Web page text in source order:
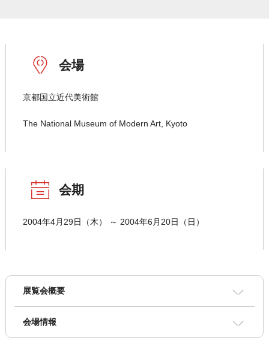
会場
京都国立近代美術館
The National Museum of Modern Art, Kyoto
会期
2004年4月29日（木） ～ 2004年6月20日（日）
展覧会概要
会場情報